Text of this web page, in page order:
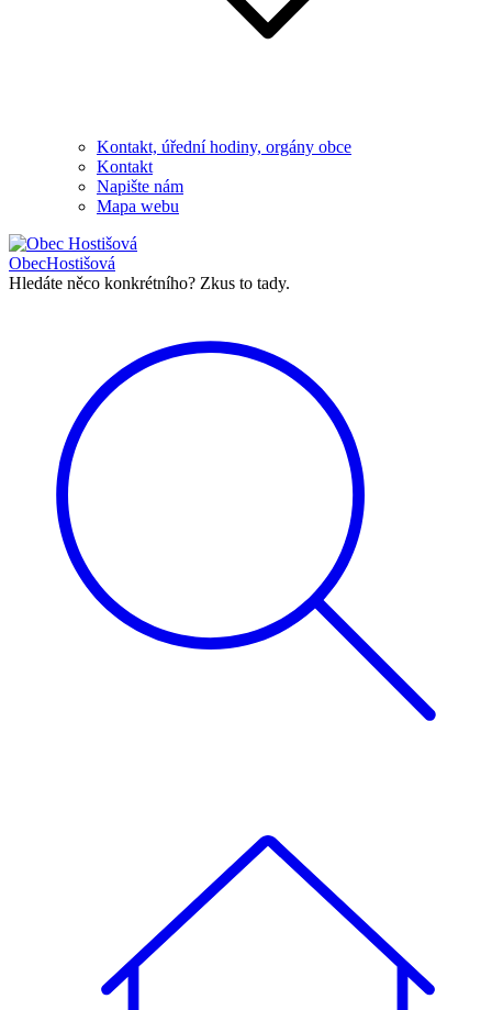
Kontakt, úřední hodiny, orgány obce
Kontakt
Napište nám
Mapa webu
ObecHostišová
Hledáte něco konkrétního? Zkus to tady.